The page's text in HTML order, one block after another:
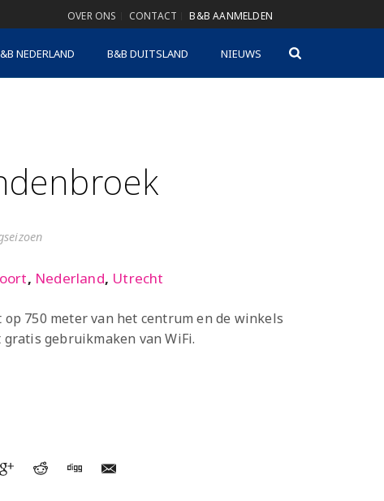
OVER ONS CONTACT B&B AANMELDEN
NEDERLAND B&B DUITSLAND NIEUWS
, Nederland, Utrecht
750 meter van het centrum en de winkels
gebruikmaken van WiFi.